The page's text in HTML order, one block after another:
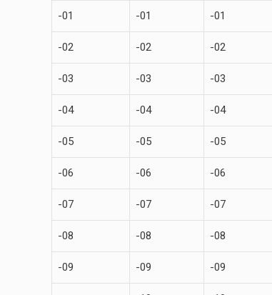
-01 -01 -01
-02 -02 -02
-03 -03 -03
-04 -04 -04
-05 -05 -05
-06 -06 -06
-07 -07 -07
-08 -08 -08
-09 -09 -09